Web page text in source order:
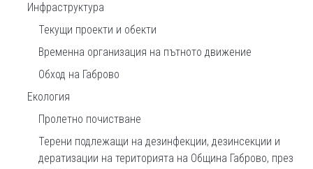
Инфраструктура
Текущи проекти и обекти
Временна организация на пътното движение
Обход на Габрово
Екология
Пролетно почистване
Терени подлежащи на дезинфекции, дезинсекции и
дератизации на територията на Община Габрово, през